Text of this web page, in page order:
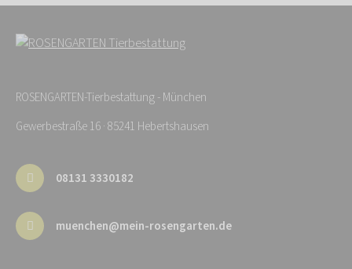
ROSENGARTEN-Tierbestattung - München
Gewerbestraße 16 · 85241 Hebertshausen
08131 3330182
muenchen@mein-rosengarten.de